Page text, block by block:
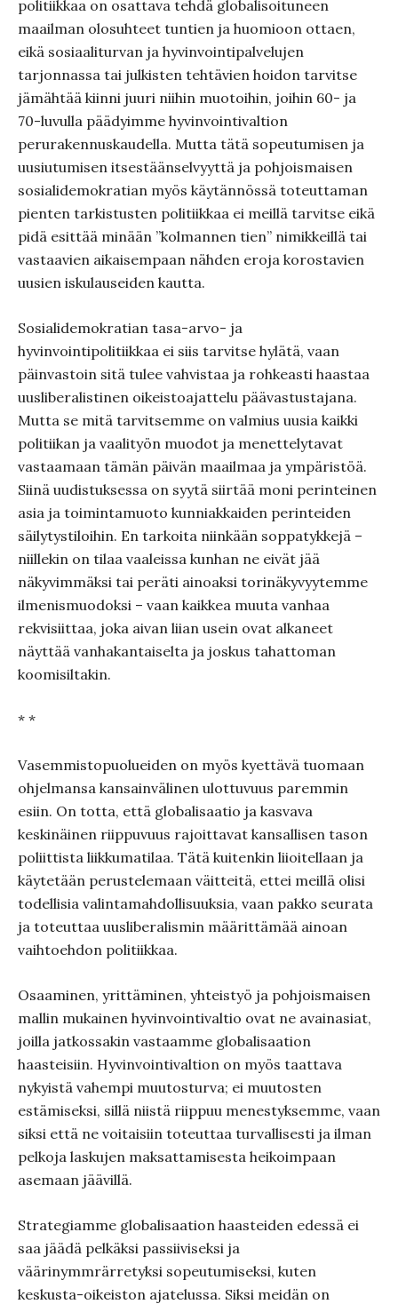
politiikkaa on osattava tehdä globalisoituneen
maailman olosuhteet tuntien ja huomioon ottaen,
eikä sosiaaliturvan ja hyvinvointipalvelujen
tarjonnassa tai julkisten tehtävien hoidon tarvitse
jämähtää kiinni juuri niihin muotoihin, joihin 60- ja
70-luvulla päädyimme hyvinvointivaltion
perurakennuskaudella. Mutta tätä sopeutumisen ja
uusiutumisen itsestäänselvyyttä ja pohjoismaisen
sosialidemokratian myös käytännössä toteuttaman
pienten tarkistusten politiikkaa ei meillä tarvitse eikä
pidä esittää minään ”kolmannen tien” nimikkeillä tai
vastaavien aikaisempaan nähden eroja korostavien
uusien iskulauseiden kautta.
Sosialidemokratian tasa-arvo- ja
hyvinvointipolitiikkaa ei siis tarvitse hylätä, vaan
päinvastoin sitä tulee vahvistaa ja rohkeasti haastaa
uusliberalistinen oikeistoajattelu päävastustajana.
Mutta se mitä tarvitsemme on valmius uusia kaikki
politiikan ja vaalityön muodot ja menettelytavat
vastaamaan tämän päivän maailmaa ja ympäristöä.
Siinä uudistuksessa on syytä siirtää moni perinteinen
asia ja toimintamuoto kunniakkaiden perinteiden
säilytystiloihin. En tarkoita niinkään soppatykkejä –
niillekin on tilaa vaaleissa kunhan ne eivät jää
näkyvimmäksi tai peräti ainoaksi torinäkyvyytemme
ilmenismuodoksi – vaan kaikkea muuta vanhaa
rekvisiittaa, joka aivan liian usein ovat alkaneet
näyttää vanhakantaiselta ja joskus tahattoman
koomisiltakin.
* *
Vasemmistopuolueiden on myös kyettävä tuomaan
ohjelmansa kansainvälinen ulottuvuus paremmin
esiin. On totta, että globalisaatio ja kasvava
keskinäinen riippuvuus rajoittavat kansallisen tason
poliittista liikkumatilaa. Tätä kuitenkin liioitellaan ja
käytetään perustelemaan väitteitä, ettei meillä olisi
todellisia valintamahdollisuuksia, vaan pakko seurata
ja toteuttaa uusliberalismin määrittämää ainoan
vaihtoehdon politiikkaa.
Osaaminen, yrittäminen, yhteistyö ja pohjoismaisen
mallin mukainen hyvinvointivaltio ovat ne avainasiat,
joilla jatkossakin vastaamme globalisaation
haasteisiin. Hyvinvointivaltion on myös taattava
nykyistä vahempi muutosturva; ei muutosten
estämiseksi, sillä niistä riippuu menestyksemme, vaan
siksi että ne voitaisiin toteuttaa turvallisesti ja ilman
pelkoja laskujen maksattamisesta heikoimpaan
asemaan jäävillä.
Strategiamme globalisaation haasteiden edessä ei
saa jäädä pelkäksi passiiviseksi ja
väärinymmrärretyksi sopeutumiseksi, kuten
keskusta-oikeiston ajatelussa. Siksi meidän on